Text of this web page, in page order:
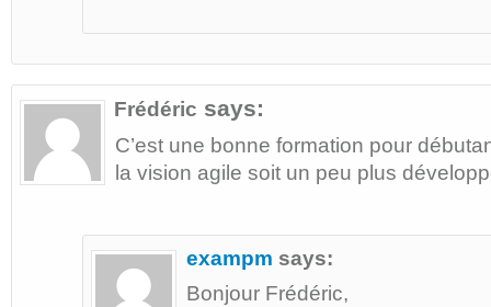
Frédéric says:
C’est une bonne formation pour
la vision agile soit un peu plus
exampm says:
Bonjour Frédéric,